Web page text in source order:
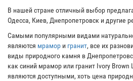
В нашей стране отличный выбор
Одесса, Киев, Днепропетровск и другие
Самыми популярными видами
являются мрамор и гранит, все их
виды природного камня в
как синий мрамор или гранит Ivory
являются доступными, хоть цена